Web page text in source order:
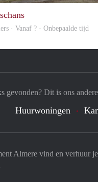
· Vanaf ? - Onbepaalde tijd
Almere vind en verhuur
gevonden? Dit is ons
Huurwoningen